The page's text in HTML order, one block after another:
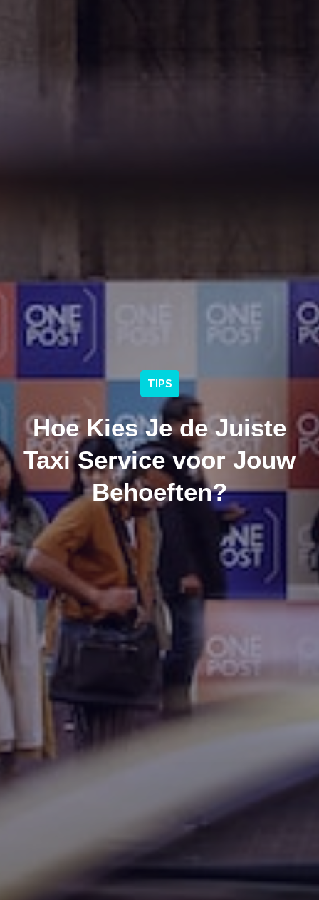
TIPS
Hoe Kies Je de Juiste
Taxi Service voor Jouw
Behoeften?